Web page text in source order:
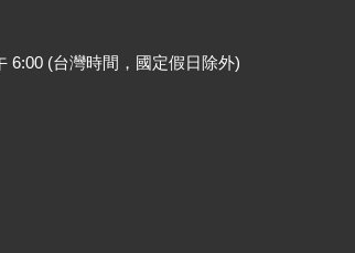
6:00 (台灣時間，國定假日除外)